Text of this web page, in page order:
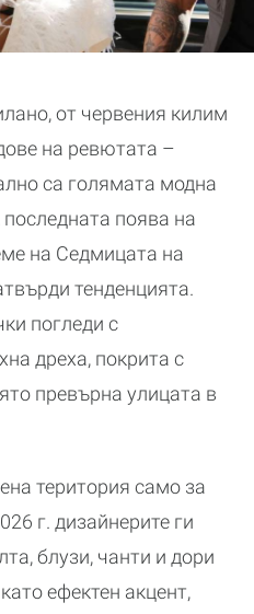
от червения килим
на ревютата –
са голямата модна
поява на
на Седмицата на
тенденцията.
погледи с
дреха, покрита с
превърна улицата в
територия само за
г. дизайнерите ги
блузи, чанти и дори
ефектен акцент,